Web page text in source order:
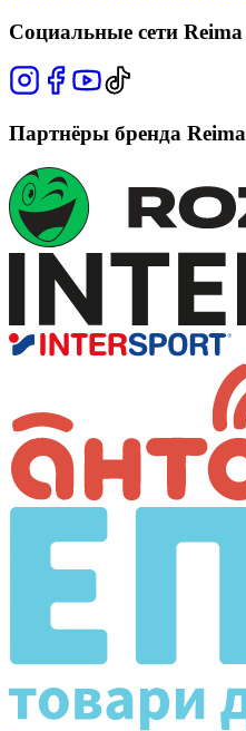
Социальные сети Reima
Партнёры бренда Reima